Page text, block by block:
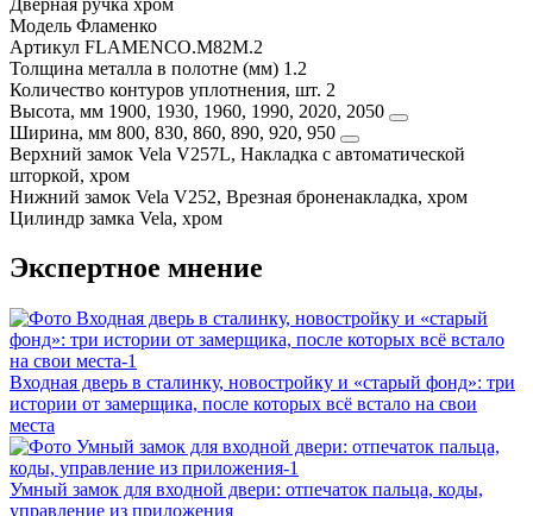
Модель Фламенко
Артикул FLAMENCO.M82M.2
Толщина металла в полотне (мм) 1.2
Количество контуров уплотнения, шт. 2
Высота, мм 1900, 1930, 1960, 1990, 2020, 2050
Ширина, мм 800, 830, 860, 890, 920, 950
Верхний замок Vela V257L, Накладка с автоматической
шторкой, хром
Нижний замок Vela V252, Врезная броненакладка, хром
Цилиндр замка Vela, хром
Экспертное мнение
Входная дверь в сталинку, новостройку и «старый фонд»: три
истории от замерщика, после которых всё встало на свои
места
Умный замок для входной двери: отпечаток пальца, коды,
управление из приложения